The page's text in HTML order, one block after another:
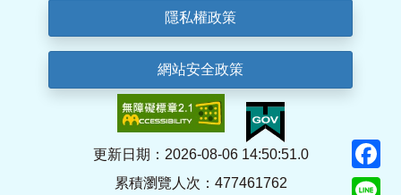
隱私權政策
網站安全政策
更新日期：2026-08-06 14:50:51.0
累積瀏覽人次：477461762